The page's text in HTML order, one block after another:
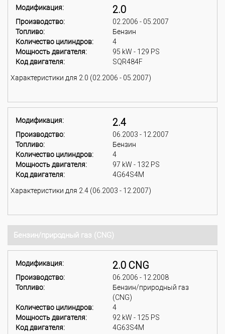
Модификация: 2.0
Производство:
02.2006 - 05.2007
Топливо:
Бензин
Количество цилиндров:
4
Мощность двигателя:
95 kW - 129 PS
Код двигателя:
SQR484F
Характеристики для 2.0 (02.2006 - 05.2007)
Модификация: 2.4
Производство:
06.2003 - 12.2007
Топливо:
Бензин
Количество цилиндров:
4
Мощность двигателя:
97 kW - 132 PS
Код двигателя:
4G64S4M
Характеристики для 2.4 (06.2003 - 12.2007)
Бензин/природный газ (CNG)
Модификация: 2.0 CNG
Производство:
06.2006 - 12.2008
Топливо:
Бензин/природный газ
(CNG)
Количество цилиндров:
4
Мощность двигателя:
92 kW - 125 PS
Код двигателя:
4G63S4M